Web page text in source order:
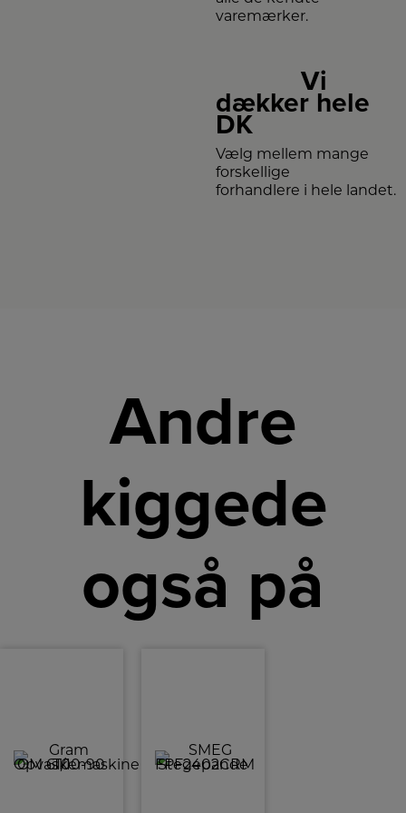
varemærker.
Vi
dækker hele
DK
Vælg mellem mange
forskellige
forhandlere i hele landet.
Andre
kiggede
også på